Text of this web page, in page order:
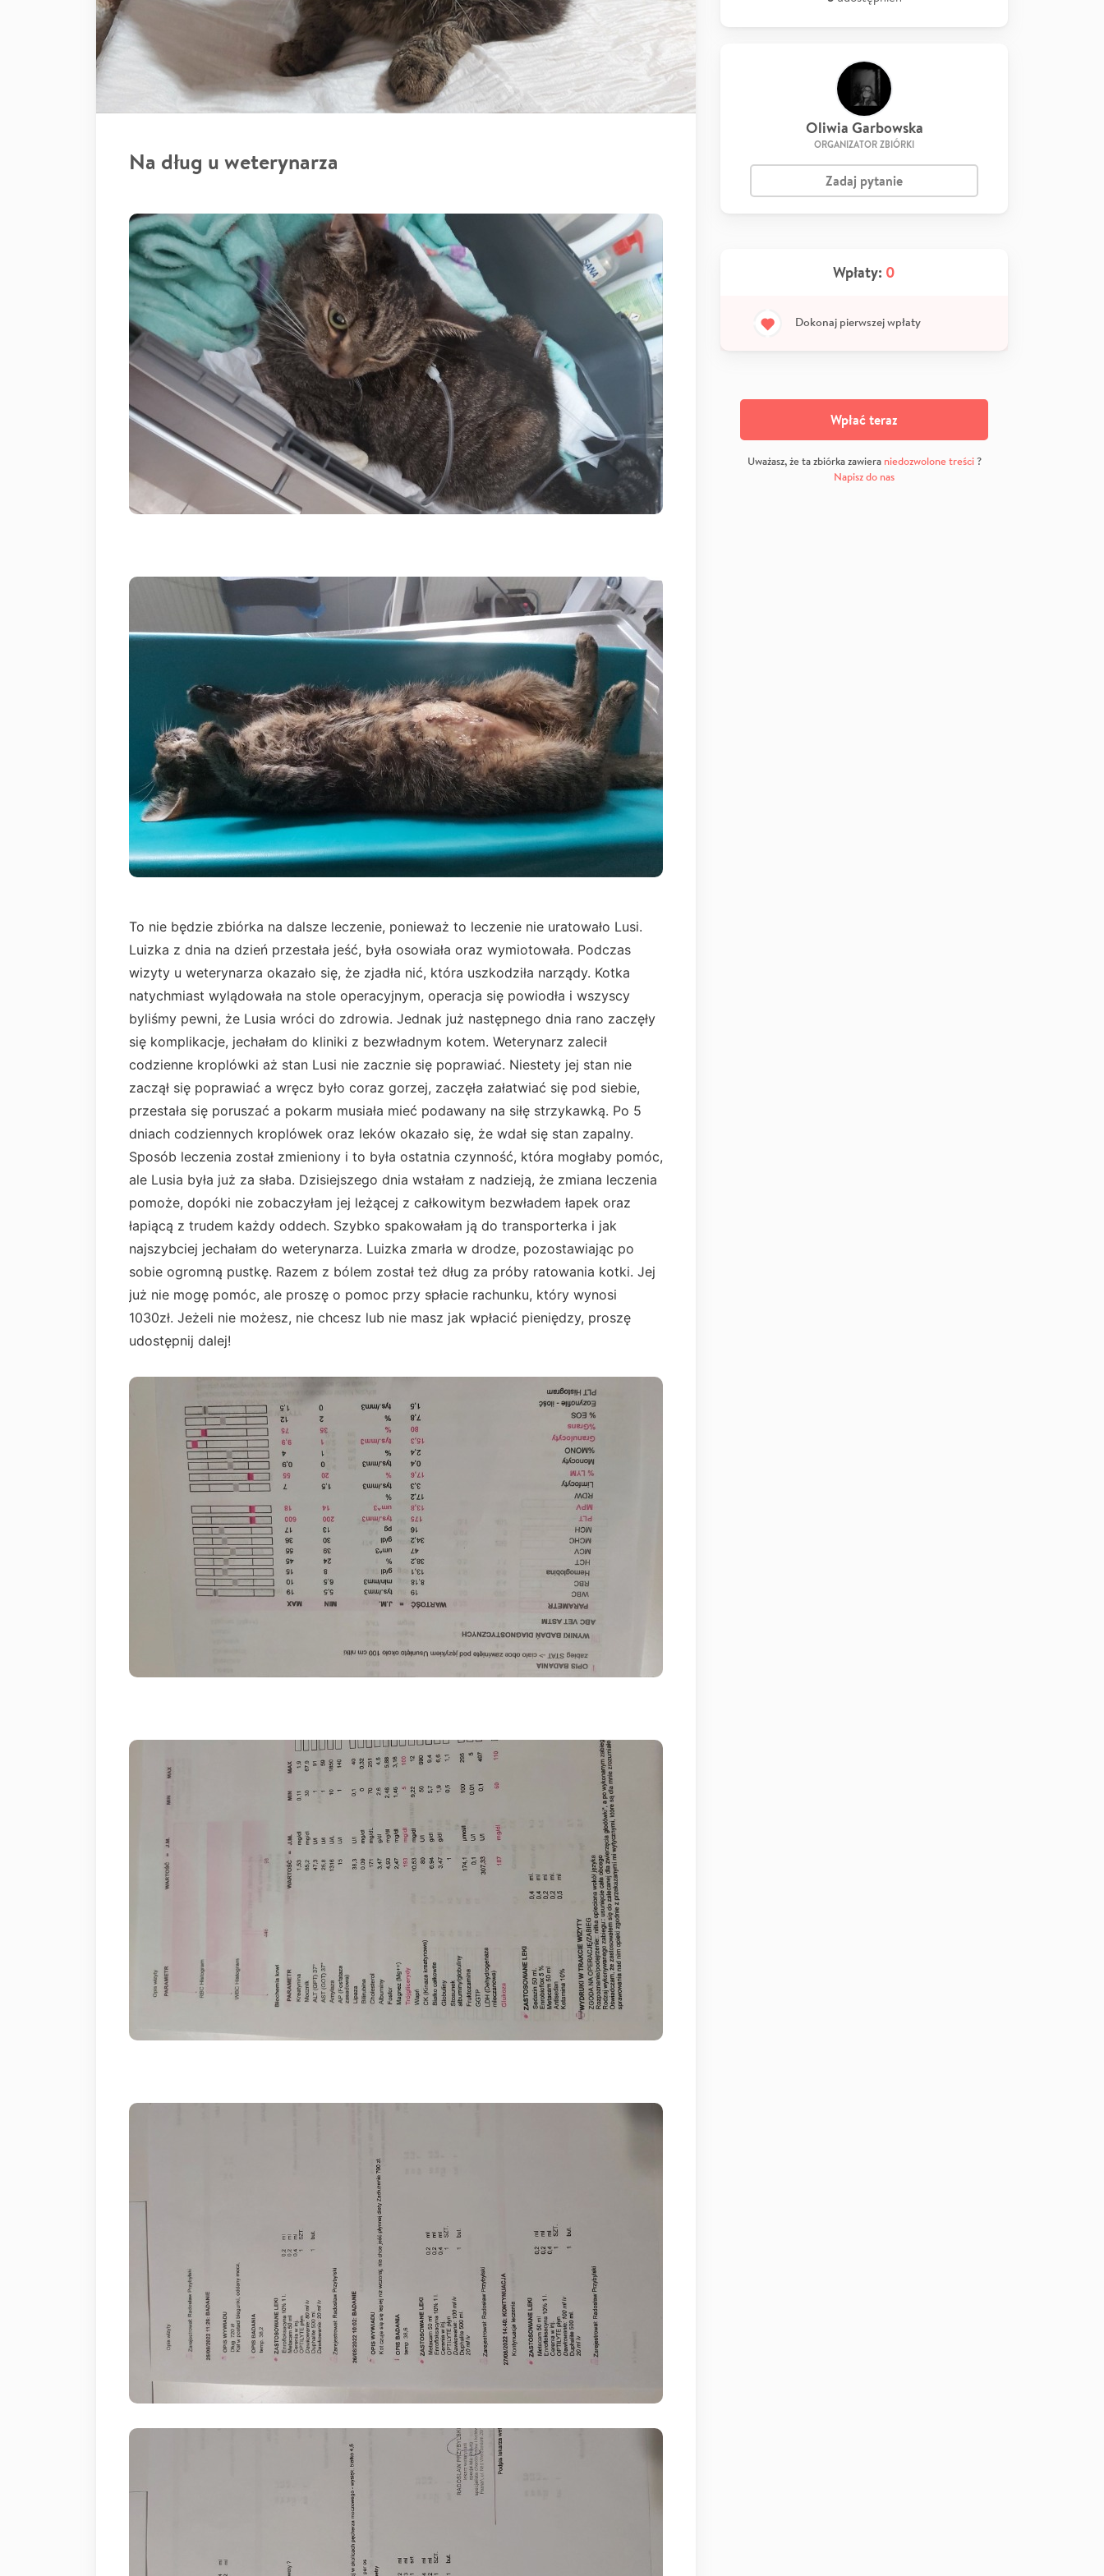
Na dług u weterynarza
To nie będzie zbiórka na dalsze leczenie, ponieważ to leczenie nie uratowało Lusi.
Luizka z dnia na dzień przestała jeść, była osowiała oraz wymiotowała. Podczas
wizyty u weterynarza okazało się, że zjadła nić, która uszkodziła narządy. Kotka
natychmiast wylądowała na stole operacyjnym, operacja się powiodła i wszyscy
byliśmy pewni, że Lusia wróci do zdrowia. Jednak już następnego dnia rano zaczęły
się komplikacje, jechałam do kliniki z bezwładnym kotem. Weterynarz zalecił
codzienne kroplówki aż stan Lusi nie zacznie się poprawiać. Niestety jej stan nie
zaczął się poprawiać a wręcz było coraz gorzej, zaczęła załatwiać się pod siebie,
przestała się poruszać a pokarm musiała mieć podawany na siłę strzykawką. Po 5
dniach codziennych kroplówek oraz leków okazało się, że wdał się stan zapalny.
Sposób leczenia został zmieniony i to była ostatnia czynność, która mogłaby pomóc,
ale Lusia była już za słaba. Dzisiejszego dnia wstałam z nadzieją, że zmiana leczenia
pomoże, dopóki nie zobaczyłam jej leżącej z całkowitym bezwładem łapek oraz
łapiącą z trudem każdy oddech. Szybko spakowałam ją do transporterka i jak
najszybciej jechałam do weterynarza. Luizka zmarła w drodze, pozostawiając po
sobie ogromną pustkę. Razem z bólem został też dług za próby ratowania kotki. Jej
już nie mogę pomóc, ale proszę o pomoc przy spłacie rachunku, który wynosi
1030zł. Jeżeli nie możesz, nie chcesz lub nie masz jak wpłacić pieniędzy, proszę
udostępnij dalej!
Oliwia Garbowska
ORGANIZATOR ZBIÓRKI
Zadaj pytanie
Wpłaty: 0
Dokonaj pierwszej wpłaty
Wpłać teraz
Uważasz, że ta zbiórka zawiera niedozwolone treści?
Napisz do nas